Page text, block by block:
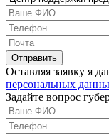
Оставляя заявку я
персональных
Задайте вопрос